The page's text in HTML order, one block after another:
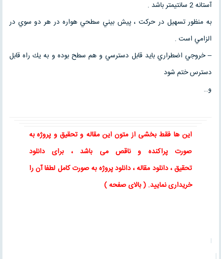
آستانه 2 سانتيمتر باشد .
به منظور تسهيل در حركت ، پيش بيني سطحي هواره در هر دو سوي در
الزامي است .
– خروجي اضطراري بايد قابل دسترسي و هم سطح بوده و به يك راه قابل
دسترس ختم شود
و…
این ها فقط بخشی از متون این مقاله و تحقیق و پروژه به
صورت پراکنده و ناقص می باشد ، برای
دانلود
تحقیق ،دانلود مقاله، دانلود پروژه به صورت کامل لطفا آن را
خریداری نمایید. ( بالای صفحه )